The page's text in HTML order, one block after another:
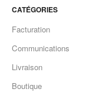
CATÉGORIES
Facturation
Communications
Livraison
Boutique